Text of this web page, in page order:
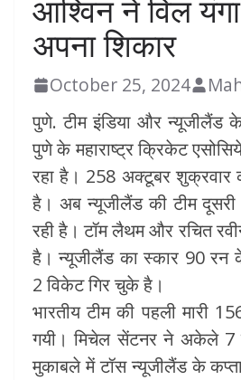
आश्विन ने विल
अपना शिकार
October 25, 2024
पुणे. टीम इंडिया और न्यूजीलैंड
पुणे के महाराष्ट्र क्रिकेट
रहा है। 258 अक्टूबर शुक्रवार
है। अब न्यूजीलैंड की टीम दूसरी
रही है। टॉम लैथम और रचित
है। न्यूजीलैंड का स्कार 90
2 विकेट गिर चुके है।
भारतीय टीम की पहली मारी
गयी। मिचेल सेंटनर ने अकेले 7
मुकाबले में टॉस न्यूजीलैंड के